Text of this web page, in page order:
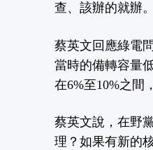
查、該辦的就辦
蔡英文回應綠電
當時的備轉容量
在6%至10%之間
蔡英文說，在野
理？如果有新的